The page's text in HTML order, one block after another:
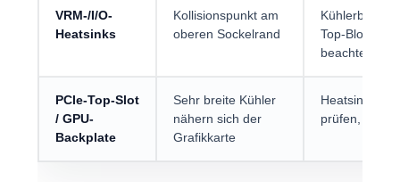
VRM-/I/O-
Heatsinks
Kollisionspunkt am
oberen Sockelrand
Kühlerbreite
Top-Blow
beachten
PCIe-Top-Slot
/ GPU-
Backplate
Sehr breite Kühler
nähern sich der
Grafikkarte
Heatsink-
prüfen,